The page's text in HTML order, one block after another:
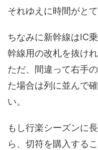
それゆえに時間がとて
ちなみに新幹線はIC
幹線用の改札を抜けれ
ただ、間違って右手
た場合は列に並んで
い。
もし行楽シーズンに
ら、切符を購入する